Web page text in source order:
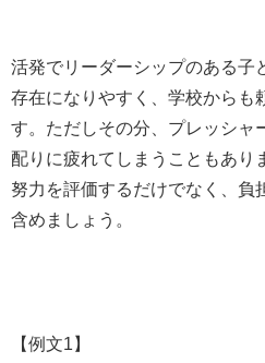
活発でリーダーシップのある子
存在になりやすく、学校からも
す。ただしその分、プレッシャ
配りに疲れてしまうこともあり
努力を評価するだけでなく、負
含めましょう。
【例文1】